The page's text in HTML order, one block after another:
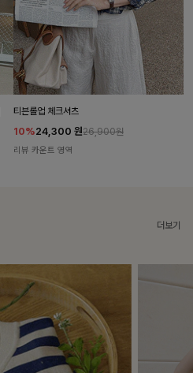
티븐롤업 체크셔츠
10%24,300 원26,900원
리뷰 카운트 영역
더보기